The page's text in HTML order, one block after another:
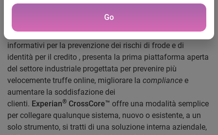
Go
9 giugno 2016 - Experian, tra le principali società di servizi
informativi per la prevenzione dei rischi di frode e di
identità per il credito , presenta la prima piattaforma aperta
del settore industriale progettata per prevenire più
velocemente truffe online, migliorare la compliance e
aumentare la soddisfazione dei
clienti. Experian® CrossCore™ offre una modalità semplice
per collegare qualunque sistema, nuovo o esistente, a un
solo strumento, si tratti di una soluzione interna aziendale,